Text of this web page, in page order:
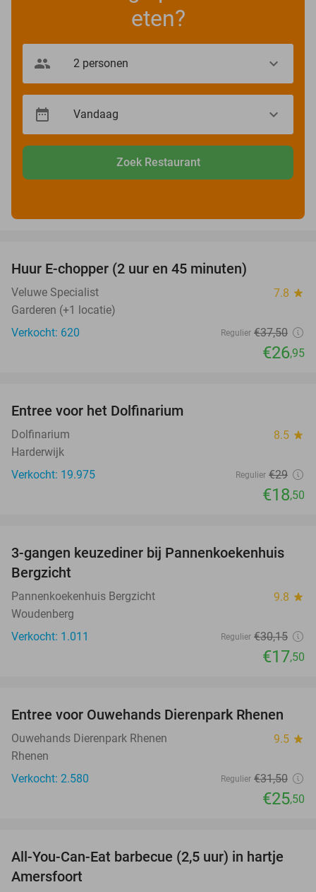
eten?
Zoek Restaurant
Huur E-chopper (2 uur en 45 minuten)
Veluwe Specialist 7.8 star
Garderen (+1 locatie)
Verkocht: 620
Regulier €37,50
€26,95
Entree voor het Dolfinarium
Dolfinarium 8.5 star
Harderwijk
Verkocht: 19.975
Regulier €29
€18,50
42%
3-gangen keuzediner bij Pannenkoekenhuis
Bergzicht
Pannenkoekenhuis Bergzicht 9.8 star
Woudenberg
Verkocht: 1.011
Regulier €30,15
€17,50
19%
Entree voor Ouwehands Dierenpark Rhenen
Ouwehands Dierenpark Rhenen 9.5 star
Rhenen
Verkocht: 2.580
Regulier €31,50
€25,50
25%
All-You-Can-Eat barbecue (2,5 uur) in hartje
Amersfoort